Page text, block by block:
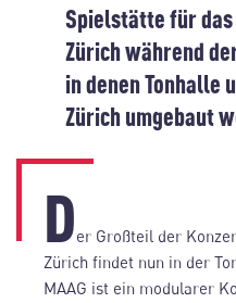
Spielstätte für
Zürich während
in denen Tonhalle
Zürich umgebaut
Der Großteil der
Zürich findet nun in der
MAAG ist ein modularer